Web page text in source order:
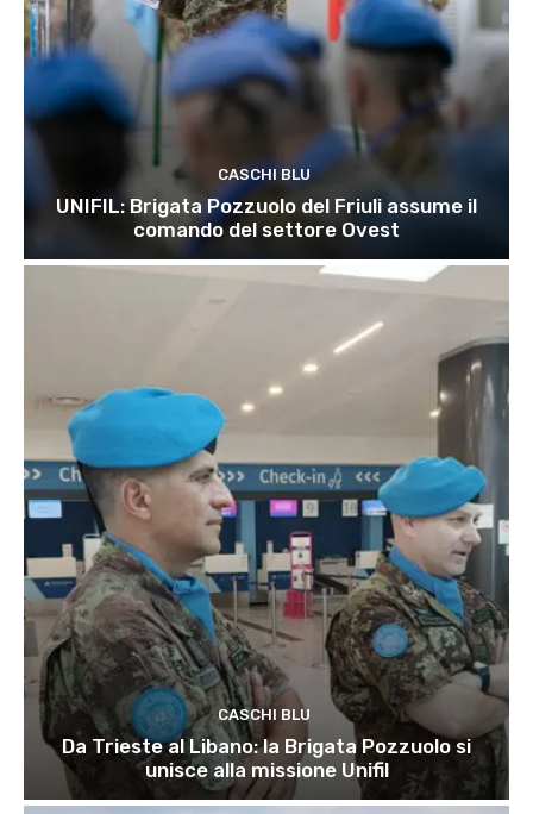
CASCHI BLU
UNIFIL: Brigata Pozzuolo del Friuli assume il
comando del settore Ovest
CASCHI BLU
Da Trieste al Libano: la Brigata Pozzuolo si
unisce alla missione Unifil